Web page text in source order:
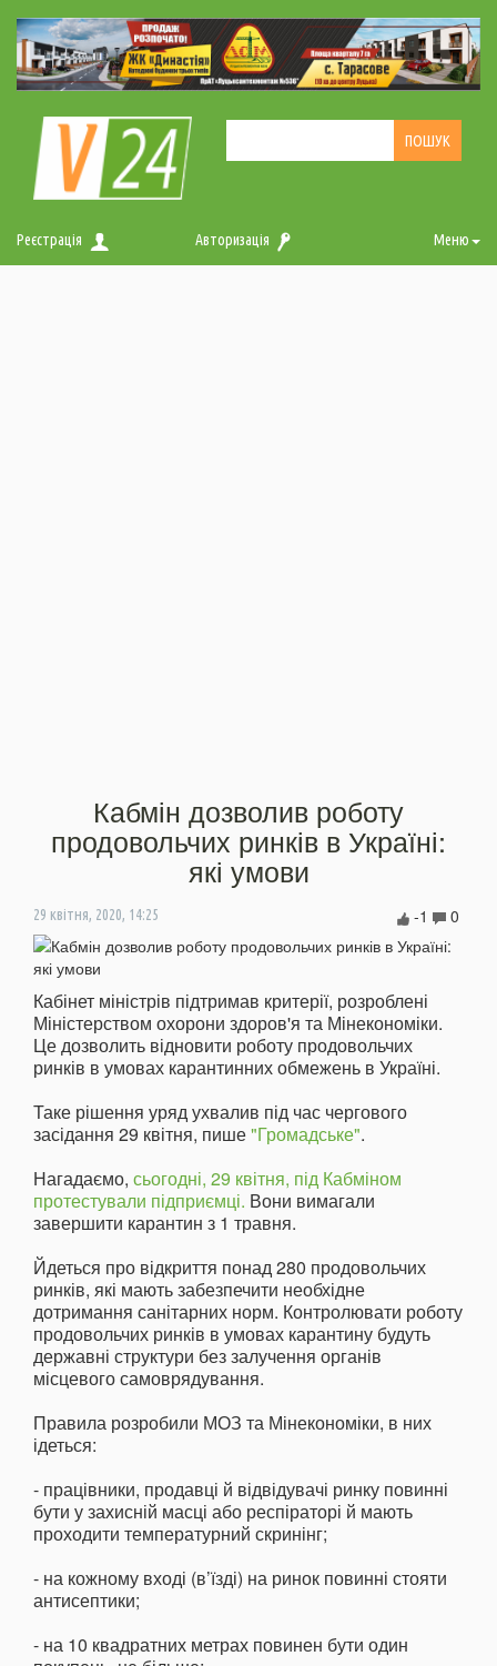
Реєстрація Авторизація Меню
Кабмін дозволив роботу
продовольчих ринків в Україні:
які умови
29 квітня, 2020, 14:25 0
-1
Кабінет міністрів підтримав критерії, розроблені
Міністерством охорони здоров'я та Мінекономіки.
Це дозволить відновити роботу продовольчих
ринків в умовах карантинних обмежень в Україні.
Таке рішення уряд ухвалив під час чергового
засідання 29 квітня, пише"Громадське".
Нагадаємо, сьогодні, 29 квітня, під Кабміном
протестували підприємці. Вони вимагали
завершити карантин з 1 травня.
Йдеться про відкриття понад 280 продовольчих
ринків, які мають забезпечити необхідне
дотримання санітарних норм. Контролювати роботу
продовольчих ринків в умовах карантину будуть
державні структури без залучення органів
місцевого самоврядування.
Правила розробили МОЗ та Мінекономіки, в них
ідеться:
- працівники, продавці й відвідувачі ринку повинні
бути у захисній масці або респіраторі й мають
проходити температурний скринінг;
- на кожному вході (в’їзді) на ринок повинні стояти
антисептики;
- на 10 квадратних метрах повинен бути один